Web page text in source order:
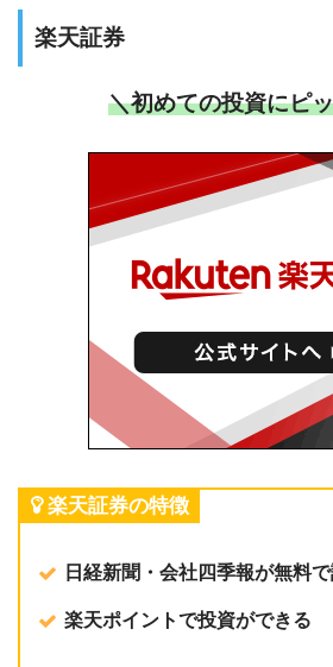
楽天証券
＼初めての投資にピ
楽天証券の特徴
日経新聞・会社四季報が無料
楽天ポイントで投資ができる